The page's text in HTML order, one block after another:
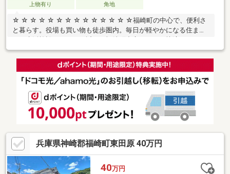
上物有り
角地
☆ ☆ ☆ ☆ ☆ ☆ ☆ ☆ ☆ ☆ ☆ ☆ ☆ ☆福崎町の中心で、便利さ
と暮らす。役場も買い物も徒歩圏内。毎日が軽やかになる住ま
歩いて完結”の暮らしを、福崎町の中心で。利便性が日常を変え
る。福崎町中心部の好立地物件。☆ ☆ ☆ ☆ ☆ ☆ ☆ ☆ ☆ ☆ ☆
☆ ☆ ☆
兵庫県神崎郡福崎町東田原 40万円
40万円